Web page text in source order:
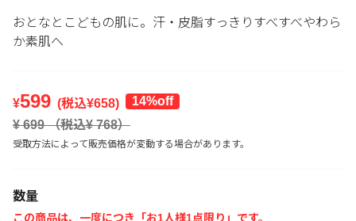
おとなとこどもの肌に。汗・皮脂すっきりすべすべやわら
か素肌へ
¥599 (税込¥658)
14%off
¥ 699（税込¥768）
受取方法によって販売価格が変動する場合があります。
数量
この商品は、一度につき「お1人様1点限り」です。